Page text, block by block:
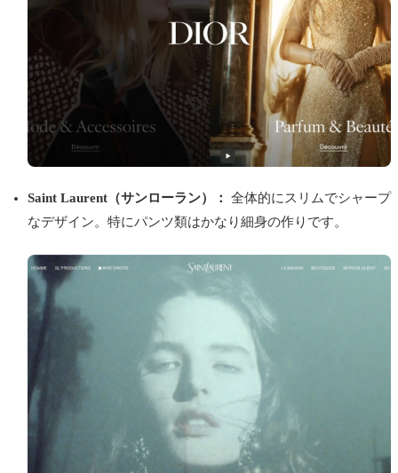
Saint Laurent（サンローラン）：
全体的にスリムでシャープ
なデザイン。特にパンツ類はかなり細身の作りです。